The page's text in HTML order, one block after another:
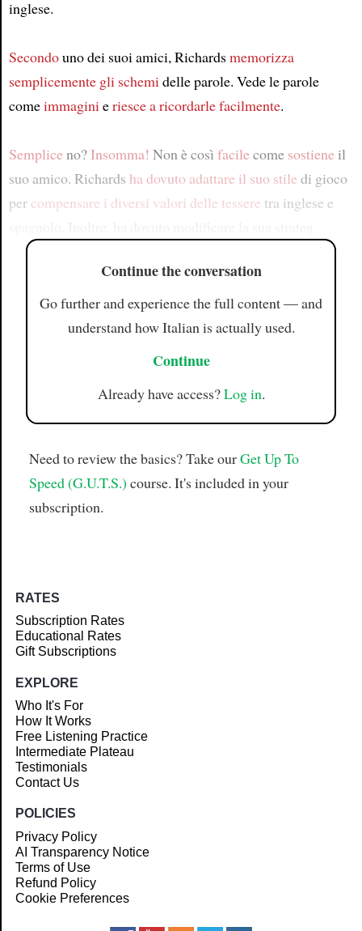
inglese.
Secondouno dei suoi amici, Richardsmemorizza
semplicemente gli schemidelle parole. Vede le parole
comeimmaginieriesce a ricordarle facilmente.
Sempliceno?Insomma! Non è così facilecome sostieneil
suo amico. Richards ha dovuto adattare il suo stile di gioco
per compensare i diversi valori delle tessere tra inglese e
Continue the conversation
Go further and experience the full content — and
understand how Italian is actually used.
Continue
Already have access?Log in.
Need to review the basics? Take ourGet Up To
Speed (G.U.T.S.) course. It's included in your
subscription.
RATES
Subscription Rates
Educational Rates
Gift Subscriptions
EXPLORE
Who It's For
How It Works
Free Listening Practice
Intermediate Plateau
Testimonials
Contact Us
POLICIES
Privacy Policy
AI Transparency Notice
Terms of Use
Refund Policy
Cookie Preferences